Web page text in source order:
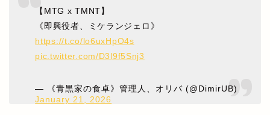
【MTG x TMNT】
《即興役者、ミケランジェロ》
https://t.co/lo6uxHpO4s
pic.twitter.com/D3l9f5Snj3
— 《青黒家の食卓》管理人、オリバ (@DimirUB)
January 21, 2026